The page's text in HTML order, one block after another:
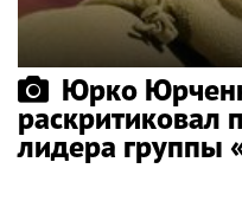
Юрко
раскритиковал
лидера группы